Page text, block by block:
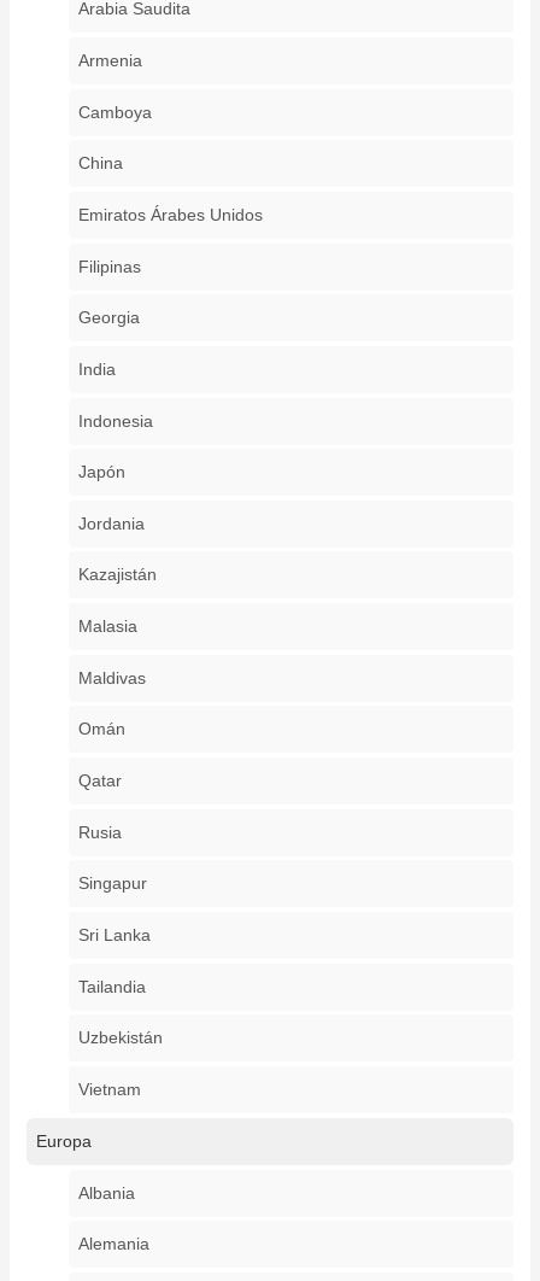
Arabia Saudita
Armenia
Camboya
China
Emiratos Árabes Unidos
Filipinas
Georgia
India
Indonesia
Japón
Jordania
Kazajistán
Malasia
Maldivas
Omán
Qatar
Rusia
Singapur
Sri Lanka
Tailandia
Uzbekistán
Vietnam
Europa
Albania
Alemania